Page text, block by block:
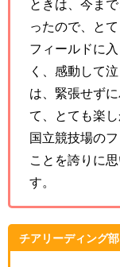
ときは、今ま
ったので、と
フィールドに
く、感動して
は、緊張せず
て、とても楽し
国立競技場の
ことを誇りに
す。
チアリーディング